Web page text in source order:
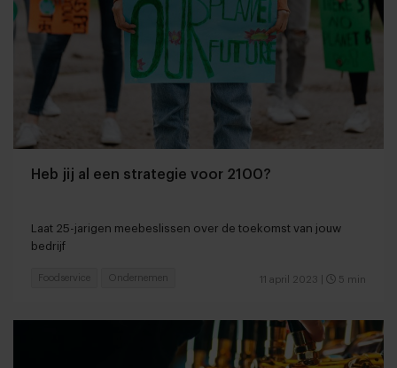
Heb jij al een strategie voor 2100?
Laat 25-jarigen meebeslissen over de toekomst van jouw
bedrijf
11 april 2023 5 min
Foodservice Ondernemen